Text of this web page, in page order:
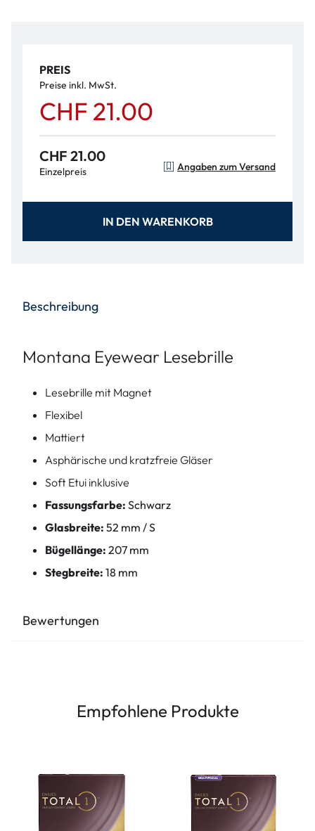
PREIS
Preise inkl. MwSt.
CHF 21.00
CHF 21.00
Einzelpreis Angaben zum Versand
IN DEN WARENKORB
Beschreibung
Montana Eyewear Lesebrille
Lesebrille mit Magnet
Flexibel
Mattiert
Asphärische und kratzfreie Gläser
Soft Etui inklusive
Fassungsfarbe: Schwarz
Glasbreite: 52 mm / S
Bügellänge: 207 mm
Stegbreite: 18 mm
Bewertungen
Empfohlene Produkte